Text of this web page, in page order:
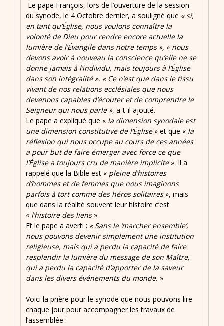
Le pape François, lors de l’ouverture de la session
du synode, le 4 Octobre dernier, a souligné que « si,
en tant qu’Église, nous voulons connaître la
volonté de Dieu pour rendre encore actuelle la
lumière de l’Évangile dans notre temps », « nous
devons avoir à nouveau la conscience qu’elle ne se
donne jamais à l’individu, mais toujours à l’Église
dans son intégralité ». « Ce n’est que dans le tissu
vivant de nos relations ecclésiales que nous
devenons capables d’écouter et de comprendre le
Seigneur qui nous parle », a-t-il ajouté.
Le pape a expliqué que « la dimension synodale est
une dimension constitutive de l’Église» et que « la
réflexion qui nous occupe au cours de ces années
a pour but de faire émerger avec force ce que
l’Église a toujours cru de manière implicite». Il a
rappelé que la Bible est « pleine d’histoires
d’hommes et de femmes que nous imaginons
parfois à tort comme des héros solitaires», mais
que dans la réalité souvent leur histoire c’est
« l’histoire des liens».
Et le pape a averti : « Sans le ‘marcher ensemble’,
nous pouvons devenir simplement une institution
religieuse, mais qui a perdu la capacité de faire
resplendir la lumière du message de son Maître,
qui a perdu la capacité d’apporter de la saveur
dans les divers événements du monde. »
Voici la prière pour le synode que nous pouvons lire
chaque jour pour accompagner les travaux de
l’assemblée :